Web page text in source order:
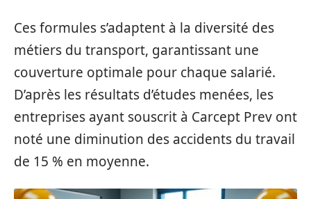
Ces formules s’adaptent à la diversité des
métiers du transport, garantissant une
couverture optimale pour chaque salarié.
D’après les résultats d’études menées, les
entreprises ayant souscrit à Carcept Prev ont
noté une diminution des accidents du travail
de 15 % en moyenne.